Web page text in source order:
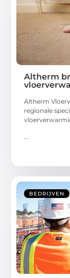
Altherm
Altherm
regionale
BEDRIJVEN